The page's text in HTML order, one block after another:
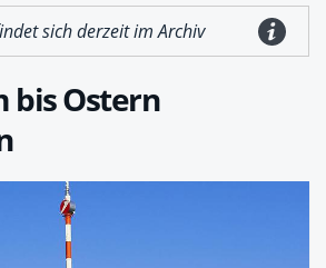
sich derzeit im Archiv
bis Ostern